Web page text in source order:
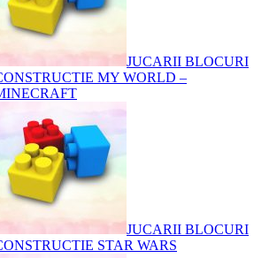
JUCARII BLOCURI
MY WORLD –
JUCARII BLOCURI
STAR WARS